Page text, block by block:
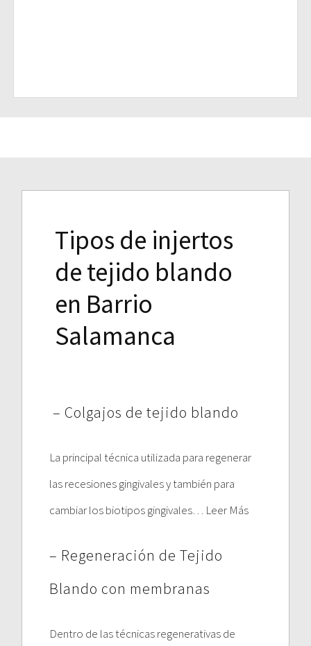
Tipos de injertos
de tejido blando
en Barrio
Salamanca
– Colgajos de tejido blando
La principal técnica utilizada para regenerar
las recesiones gingivales y también para
cambiar los biotipos gingivales… Leer Más
– Regeneración de Tejido
Blando con membranas
Dentro de las técnicas regenerativas de